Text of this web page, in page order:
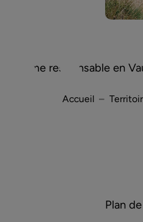
Tourisme responsable en
Accueil
Plan